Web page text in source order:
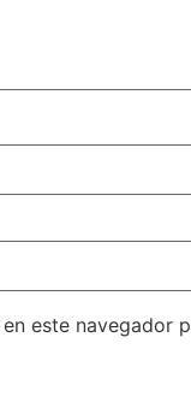
este navegador